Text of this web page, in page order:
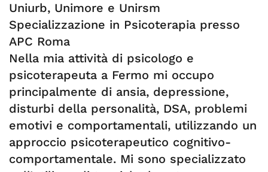
Uniurb, Unimore e Unirsm
Specializzazione in Psicoterapia presso
APC Roma
Nella mia attività di psicologo e
psicoterapeuta a Fermo mi occupo
principalmente di ansia, depressione,
disturbi della personalità, DSA, problemi
emotivi e comportamentali, utilizzando un
approccio psicoterapeutico cognitivo-
comportamentale. Mi sono specializzato